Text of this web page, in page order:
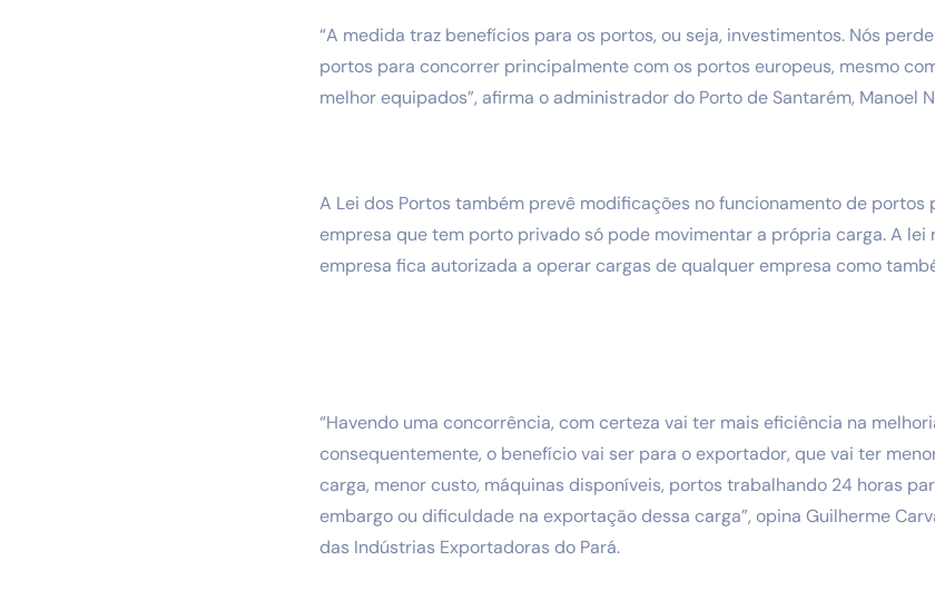
“A medida traz benefícios para os portos, ou seja, investimentos. Nós
portos para concorrer principalmente com os portos europeus, mesmo
melhor equipados”, afirma o administrador do Porto de Santarém, Manoel
A Lei dos Portos também prevê modificações no funcionamento de portos
empresa que tem porto privado só pode movimentar a própria carga. A lei
empresa fica autorizada a operar cargas de qualquer empresa como
“Havendo uma concorrência, com certeza vai ter mais eficiência na
consequentemente, o benefício vai ser para o exportador, que vai ter
carga, menor custo, máquinas disponíveis, portos trabalhando 24 horas
embargo ou dificuldade na exportação dessa carga”, opina Guilherme
das Indústrias Exportadoras do Pará.